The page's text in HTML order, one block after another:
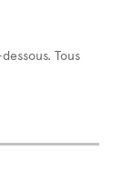
Tous